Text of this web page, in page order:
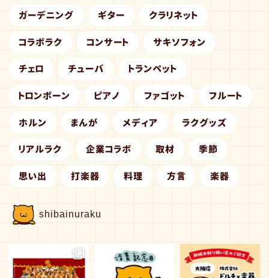
ガーデニング ギター クラリネット
コラボラク コンサート サキソフォン
チェロ チューバ トランペット
トロンボーン ピアノ ファゴット フルート
ホルン まんが メディア ラクグッズ
リアルラク 企業コラボ 取材 季節
思い出 打楽器 料理 方言 楽器
shibainuraku